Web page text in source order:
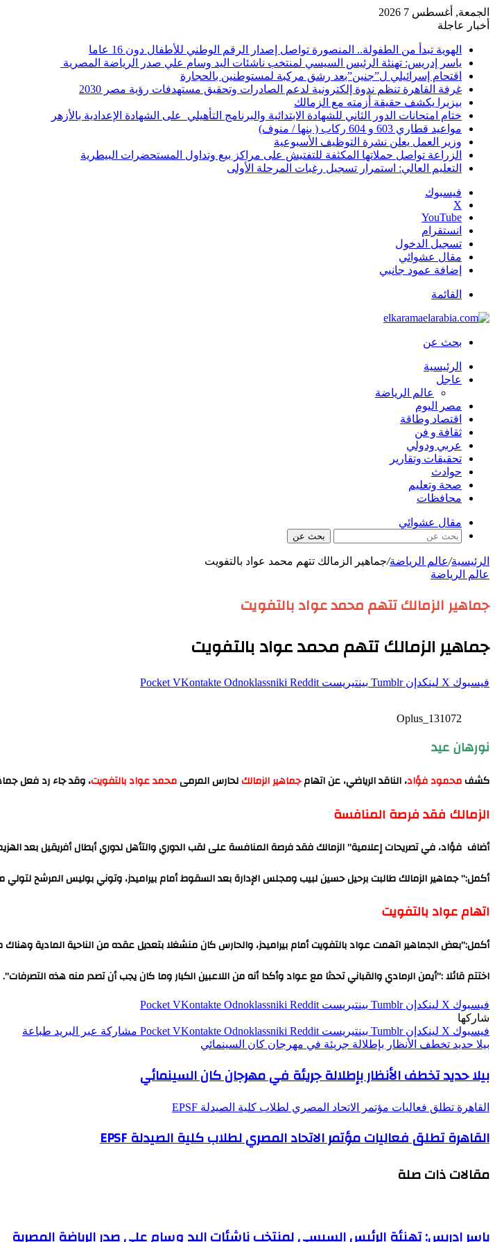
الجمعة, أغسطس 7 2026
أخبار عاجلة
الهوية تبدأ من الطفولة.. المنصورة تواصل إصدار الرقم الوطني للأطفال دون 16 عاما
ياسر إدريس: تهنئة الرئيس السيسي لمنتخب ناشئات اليد وسام علي صدر الرياضة المصرية
اقتحام إسرائيلي ل”جنين”بعد رشق مركبة لمستوطنين بالحجارة
غرفة القاهرة تنظم ندوة إلكترونية لدعم الصادرات وتحقيق مستهدفات رؤية مصر 2030
بيزيرا يكشف حقيقة أزمته مع الزمالك
ختام امتحانات الدور الثاني للشهادة الابتدائية والبرنامج التأهيلي على الشهادة الإعدادية بالأزهر
مواعيد قطاري 603 و 604 ركاب ( بنها / منوف)
وزير العمل يعلن نشرة التوظيف الأسبوعية
الزراعة تواصل حملاتها المكثفة للتفتيش على مراكز بيع وتداول المستحضرات البيطرية
التعليم العالي: استمرار تسجيل رغبات المرحلة الأولى
فيسبوك
‫X
‫YouTube
انستقرام
تسجيل الدخول
مقال عشوائي
إضافة عمود جانبي
القائمة
بحث عن
الرئيسية
عاجل
عالم الرياضة
مصر اليوم
اقتصاد وطاقة
ثقافة و فن
عربي ودولي
تحقيقات وتقارير
حوادث
صحة وتعليم
محافظات
مقال عشوائي
بحث عن
الرئيسية/عالم الرياضة/جماهير الزمالك تتهم محمد عواد بالتفويت
عالم الرياضة
جماهير الزمالك تتهم محمد عواد بالتفويت
جماهير الزمالك تتهم محمد عواد بالتفويت
فيسبوك ‫X لينكدإن بينتيريست Odnoklassniki
‫Pocket
Oplus_131072
نورهان عيد
كشفمحمود فؤاد، الناقد الرياضي، عن اتهامجماهير الزمالكلحارس المرمىمحمد عواد بالتفويت، وقد جاء رد فعل
الزمالك فقد فرصة المنافسة
أضاف فؤاد، في تصريحات إعلامية” الزمالك فقد فرصة المنافسة على لقب الدوري والتأهل لدوري أبطال أفريقيل بعد
أكمل:” جماهير الزمالك طالبت برحيل حسين لبيب ومجلس الإدارة بعد السقوط أمام بيراميدز، وتوني بوليس المرشح
اتهام عواد بالتفويت
أكمل:”بعض الجماهير اتهمت عواد بالتفويت أمام بيراميدز، والحارس كان منشغلا بتعديل عقده من الناحية المادية
اختتم قائلا :”أيمن الرمادي والقباني تحدثا مع عواد وأكدا أنه من اللاعبين الكبار وما كان يجب أن تصدر منه هذه التصرفات”.
فيسبوك ‫X لينكدإن بينتيريست Odnoklassniki
‫Pocket
شاركها
فيسبوك ‫X لينكدإن بينتيريست Odnoklassniki
‫Pocket مشاركة عبر البريد طباعة
بيلا حديد تخطف الأنظار بإطلالة جريئة في مهرجان كان السينمائي
بيلا حديد تخطف الأنظار بإطلالة جريئة في مهرجان كان السينمائي
القاهرة تطلق فعاليات مؤتمر الاتحاد المصري لطلاب كلية الصيدلة EPSF
القاهرة تطلق فعاليات مؤتمر الاتحاد المصري لطلاب كلية الصيدلة EPSF
مقالات ذات صلة
ياسر إدريس: تهنئة الرئيس السيسي لمنتخب ناشئات اليد وسام علي صدر الرياضة المصرية